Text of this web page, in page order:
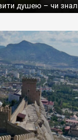
душею – чи